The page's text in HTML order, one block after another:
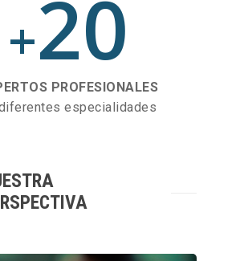
+20
PROFESIONALES
especialidades